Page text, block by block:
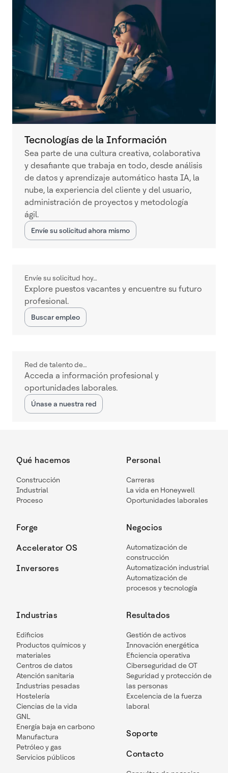
Tecnologías de la Información
Sea parte de una cultura creativa, colaborativa
y desafiante que trabaja en todo, desde análisis
de datos y aprendizaje automático hasta IA, la
nube, la experiencia del cliente y del usuario,
administración de proyectos y metodología
ágil.
Envíe su solicitud ahora mismo
Envíe su solicitud hoy…
Explore puestos vacantes y encuentre su futuro
profesional.
Buscar empleo
Red de talento de…
Acceda a información profesional y
oportunidades laborales.
Únase a nuestra red
Qué hacemos
Construcción
Industrial
Proceso
Forge
Accelerator OS
Inversores
Personal
Carreras
La vida en Honeywell
Oportunidades laborales
Negocios
Automatización de
construcción
Automatización industrial
Automatización de
procesos y tecnología
Industrias
Edificios
Productos químicos y
materiales
Centros de datos
Atención sanitaria
Industrias pesadas
Hostelería
Ciencias de la vida
GNL
Energía baja en carbono
Manufactura
Petróleo y gas
Servicios públicos
Resultados
Gestión de activos
Innovación energética
Eficiencia operativa
Ciberseguridad de OT
Seguridad y protección de
las personas
Excelencia de la fuerza
laboral
Soporte
Contacto